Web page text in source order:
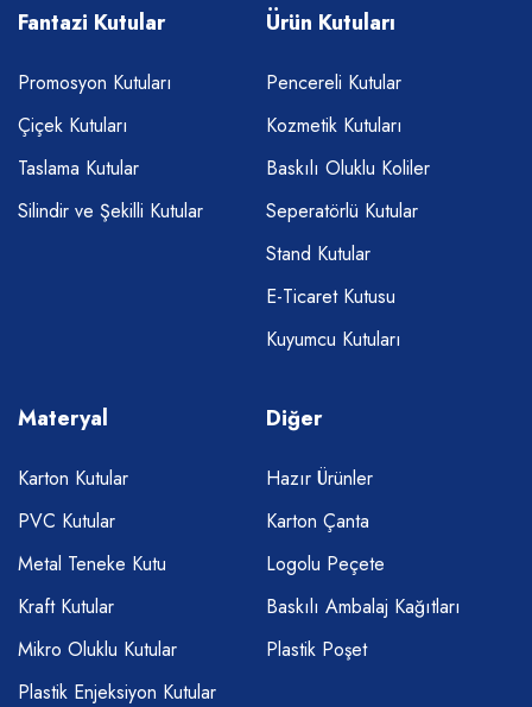
Fantazi Kutular
Promosyon Kutuları
Çiçek Kutuları
Taslama Kutular
Silindir ve Şekilli Kutular
Ürün Kutuları
Pencereli Kutular
Kozmetik Kutuları
Baskılı Oluklu Koliler
Seperatörlü Kutular
Stand Kutular
E-Ticaret Kutusu
Kuyumcu Kutuları
Materyal
Karton Kutular
PVC Kutular
Metal Teneke Kutu
Kraft Kutular
Mikro Oluklu Kutular
Plastik Enjeksiyon Kutular
Diğer
Hazır Ürünler
Karton Çanta
Logolu Peçete
Baskılı Ambalaj Kağıtları
Plastik Poşet